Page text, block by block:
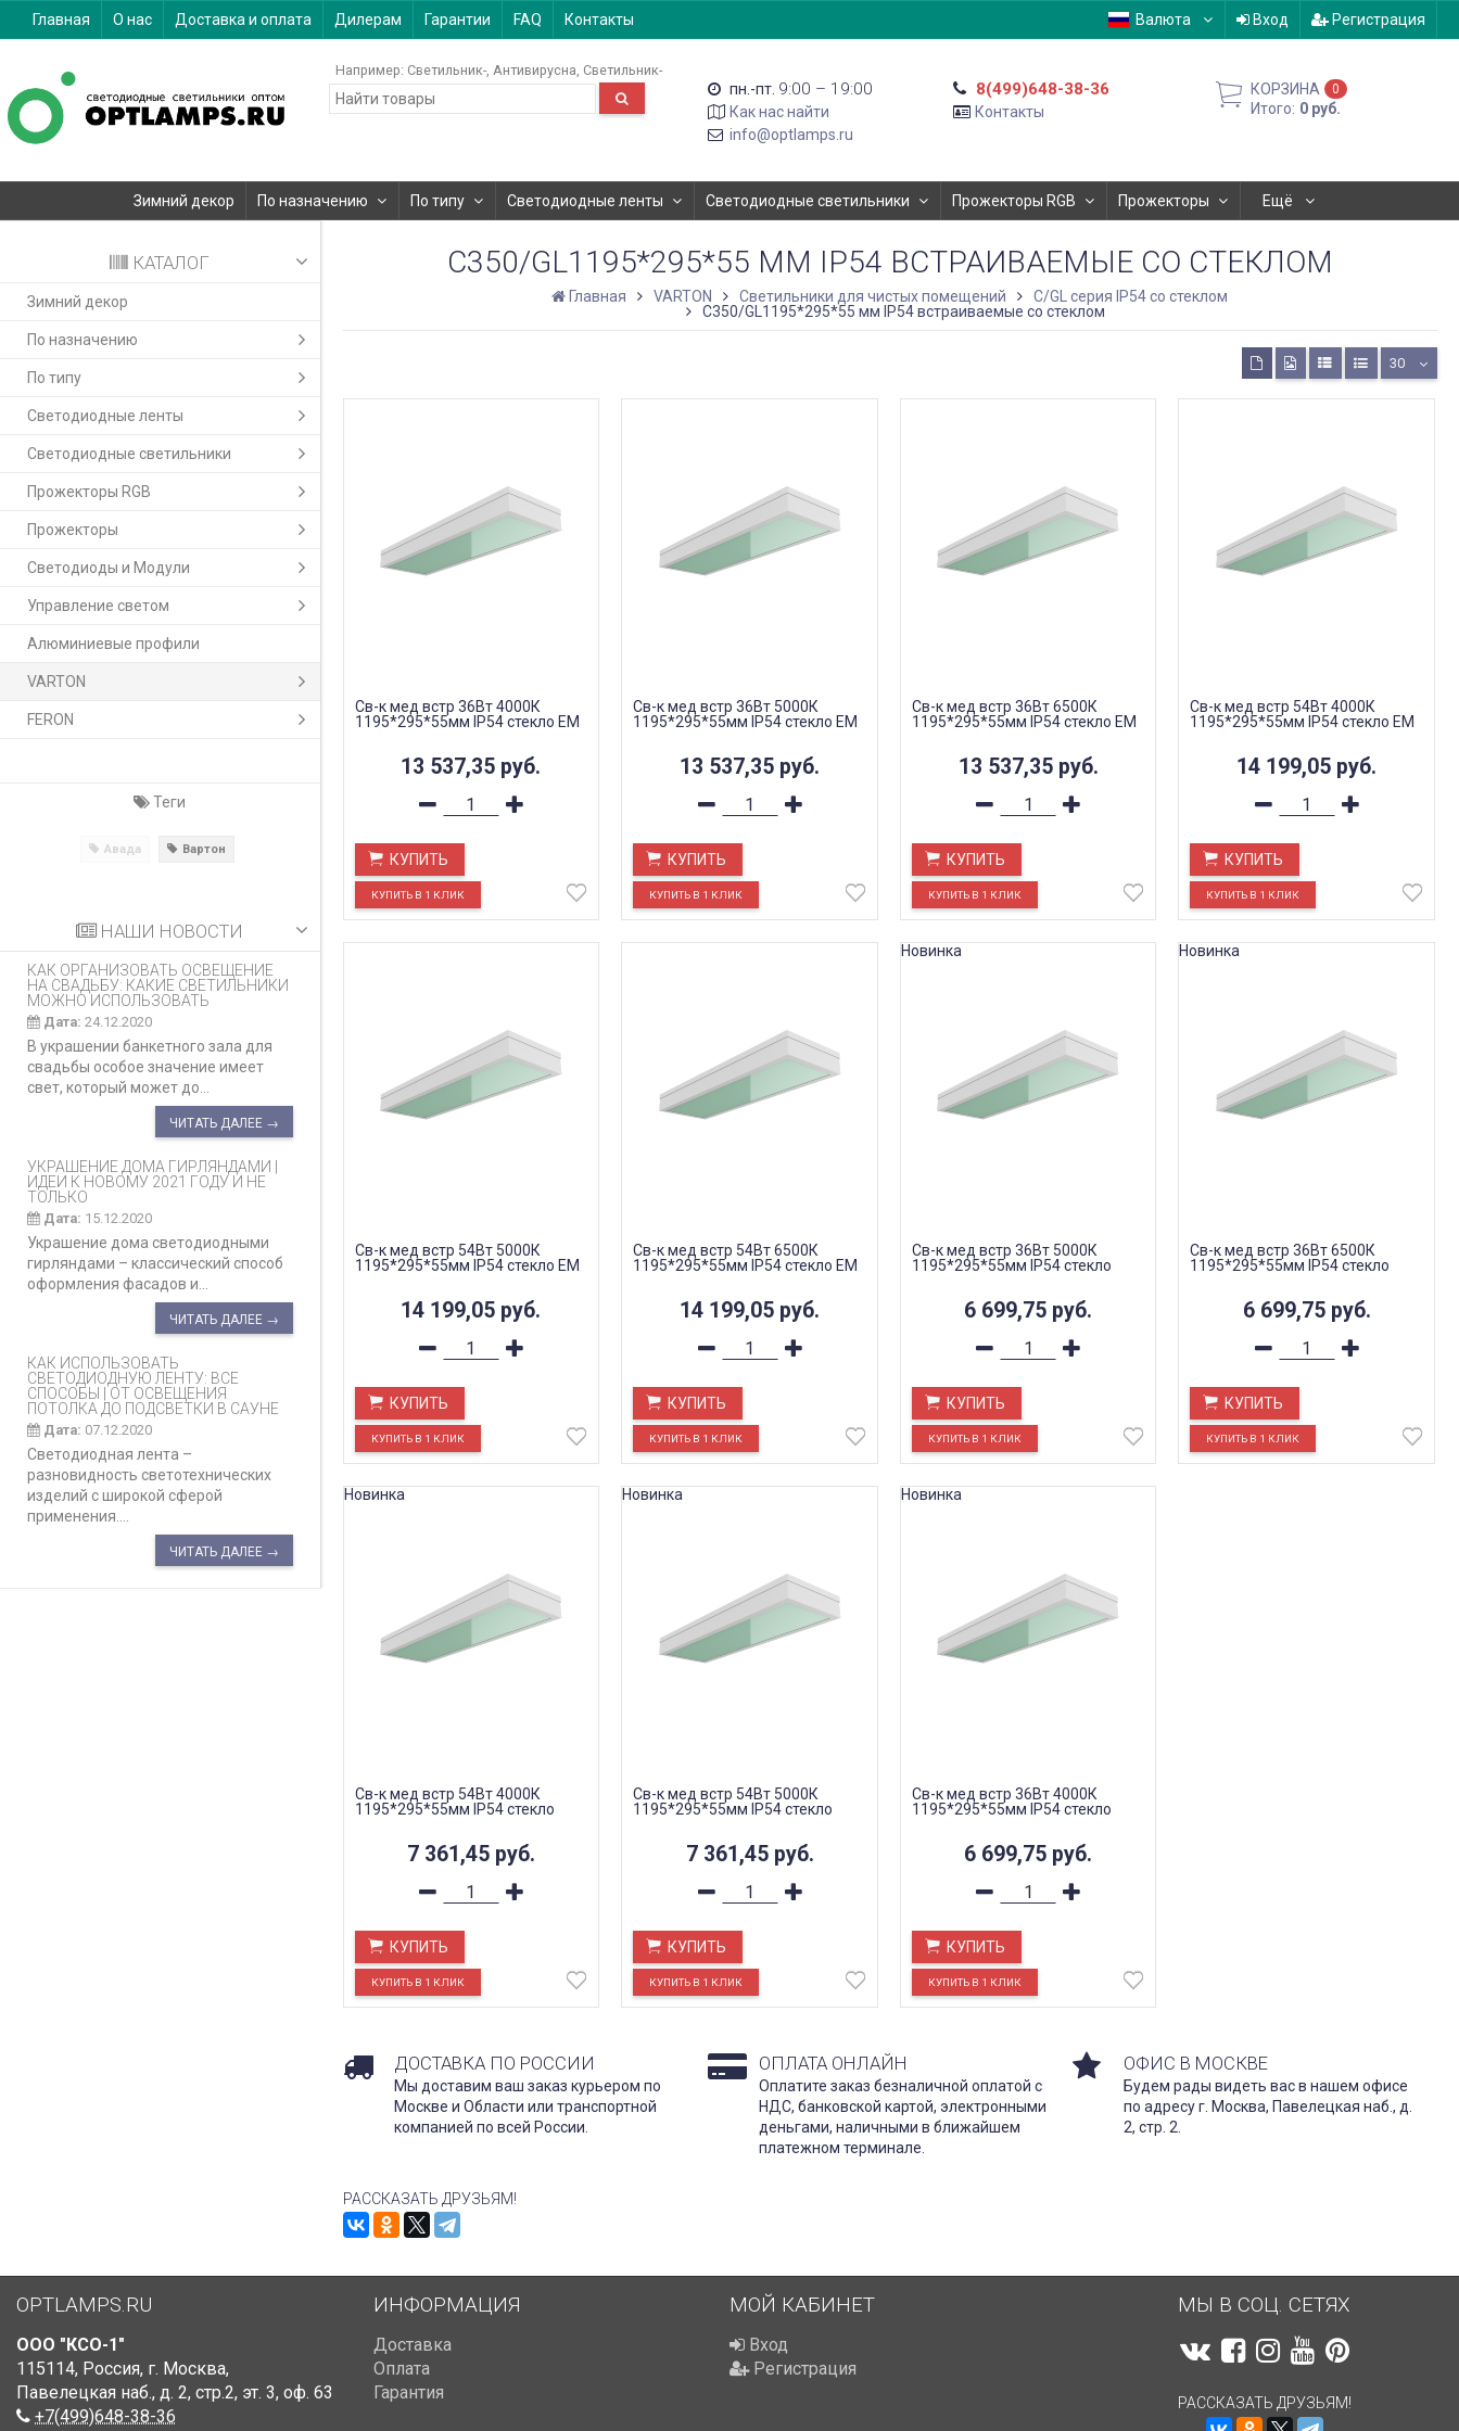
Главная О нас Доставка и оплата Дилерам Гарантии FAQ Контакты Валюта Вход Регистрация
Например: Светильник- Антивирусна Светильник-
пн.-пт. 9:00 – 19:00
Как нас найти
info@optlamps.ru
8(499)648-38-36
Контакты
КОРЗИНА 0
Итого: 0 руб.
Зимний декор По назначению По типу Светодиодные ленты Светодиодные светильники Прожекторы RGB Прожекторы Ещё
КАТАЛОГ
Зимний декор
По назначению
По типу
Светодиодные ленты
Светодиодные светильники
Прожекторы RGB
Прожекторы
Светодиоды и Модули
Управление светом
Алюминиевые профили
VARTON
FERON
Теги
Авада Вартон
НАШИ НОВОСТИ
КАК ОРГАНИЗОВАТЬ ОСВЕЩЕНИЕ
НА СВАДЬБУ: КАКИЕ СВЕТИЛЬНИКИ
МОЖНО ИСПОЛЬЗОВАТЬ
Дата: 24.12.2020
В украшении банкетного зала для
свадьбы особое значение имеет
свет, который может до...
ЧИТАТЬ ДАЛЕЕ →
УКРАШЕНИЕ ДОМА ГИРЛЯНДАМИ |
ИДЕИ К НОВОМУ 2021 ГОДУ И НЕ
ТОЛЬКО
Дата: 15.12.2020
Украшение дома светодиодными
гирляндами – классический способ
оформления фасадов и...
ЧИТАТЬ ДАЛЕЕ →
КАК ИСПОЛЬЗОВАТЬ
СВЕТОДИОДНУЮ ЛЕНТУ: ВСЕ
СПОСОБЫ | ОТ ОСВЕЩЕНИЯ
ПОТОЛКА ДО ПОДСВЕТКИ В САУНЕ
Дата: 07.12.2020
Светодиодная лента –
разновидность светотехнических
изделий с широкой сферой
применения....
ЧИТАТЬ ДАЛЕЕ →
C350/GL1195*295*55 ММ IP54 ВСТРАИВАЕМЫЕ СО СТЕКЛОМ
Главная VARTON Светильники для чистых помещений
C/GL серия IP54 со стеклом
C350/GL1195*295*55 мм IP54 встраиваемые со стеклом
30
Св-к мед встр 36Вт 4000К
1195*295*55мм IP54 стекло EM
13 537,35 руб.
КУПИТЬ
Св-к мед встр 36Вт 5000К
1195*295*55мм IP54 стекло EM
13 537,35 руб.
КУПИТЬ
Св-к мед встр 36Вт 6500К
1195*295*55мм IP54 стекло EM
13 537,35 руб.
КУПИТЬ
Св-к мед встр 54Вт 4000К
1195*295*55мм IP54 стекло EM
14 199,05 руб.
КУПИТЬ
Св-к мед встр 54Вт 5000К
1195*295*55мм IP54 стекло EM
14 199,05 руб.
КУПИТЬ
Св-к мед встр 54Вт 6500К
1195*295*55мм IP54 стекло EM
14 199,05 руб.
КУПИТЬ
Св-к мед встр 36Вт 5000К
1195*295*55мм IP54 стекло
6 699,75 руб.
КУПИТЬ
Новинка
Св-к мед встр 36Вт 6500К
1195*295*55мм IP54 стекло
6 699,75 руб.
КУПИТЬ
Новинка
Св-к мед встр 54Вт 4000К
1195*295*55мм IP54 стекло
7 361,45 руб.
КУПИТЬ
Новинка
Св-к мед встр 54Вт 5000К
1195*295*55мм IP54 стекло
7 361,45 руб.
КУПИТЬ
Новинка
Св-к мед встр 36Вт 4000К
1195*295*55мм IP54 стекло
6 699,75 руб.
КУПИТЬ
Новинка
ДОСТАВКА ПО РОССИИ
Мы доставим ваш заказ курьером по
Москве и Области или транспортной
компанией по всей России.
ОПЛАТА ОНЛАЙН
Оплатите заказ безналичной оплатой с
НДС, банковской картой, электронными
деньгами, наличными в ближайшем
платежном терминале.
ОФИС В МОСКВЕ
Будем рады видеть вас в нашем офисе
по адресу г. Москва, Павелецкая наб., д.
2, стр. 2.
РАССКАЗАТЬ ДРУЗЬЯМ!
OPTLAMPS.RU
ООО "КСО-1"
115114, Россия, г. Москва,
Павелецкая наб., д. 2, стр.2, эт. 3, оф. 63
+7(499)648-38-36
ИНФОРМАЦИЯ
Доставка
Оплата
Гарантия
МОЙ КАБИНЕТ
Вход
Регистрация
МЫ В СОЦ. СЕТЯХ
РАССКАЗАТЬ ДРУЗЬЯМ!